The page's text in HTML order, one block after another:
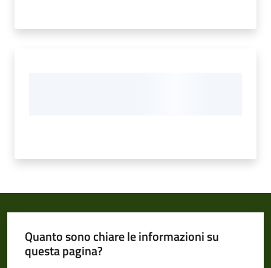
Quanto sono chiare le informazioni su
questa pagina?